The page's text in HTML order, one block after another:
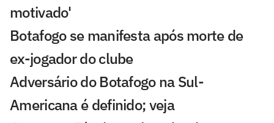
motivado'
Botafogo se manifesta após morte de
ex-jogador do clube
Adversário do Botafogo na Sul-
Americana é definido; veja